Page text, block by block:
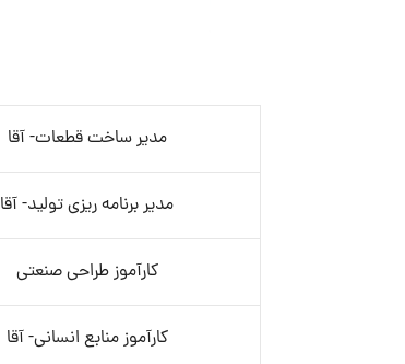
مدیر ساخت قطعات- آقا
مدیر برنامه ریزی تولید- آقا
کارآموز طراحی صنعتی
کارآموز منابع انسانی- آقا